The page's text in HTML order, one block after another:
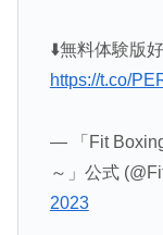
⬇️無料体験版
https://t.co/
— 「Fit
～」公式
2023